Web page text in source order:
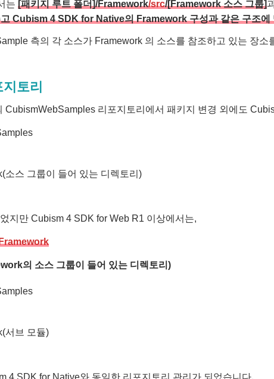
는 [패키지 루트 폴더]/Framework/src/[Framework 소스 그룹]
Cubism 4 SDK for Native의 Framework 구성과 같은 구조에
측의 각 소스가 Framework 의 소스를 참조하고 있는 장소
토리
CubismWebSamples 리포지토리에서 패키지 변경 외에도
소스 그룹이 들어 있는 디렉토리)
지만 Cubism 4 SDK for Web R1 이상에서는,
의 소스 그룹이 들어 있는 디렉토리)
서브 모듈)
4 SDK for Native와 동일한 리포지토리 관리가 되었습니다.